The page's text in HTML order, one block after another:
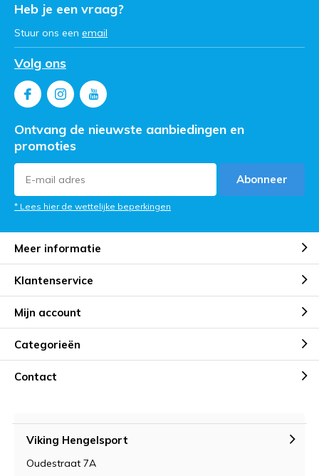
Heb je een vraag?
Stuur ons een email
Volg ons
Ontvang de nieuwste aanbiedingen en
promoties
Abonneer
* Lees hier de wettelijke beperkingen
Meer informatie
Klantenservice
Mijn account
Categorieën
Contact
Viking Hengelsport
Oudestraat 7A